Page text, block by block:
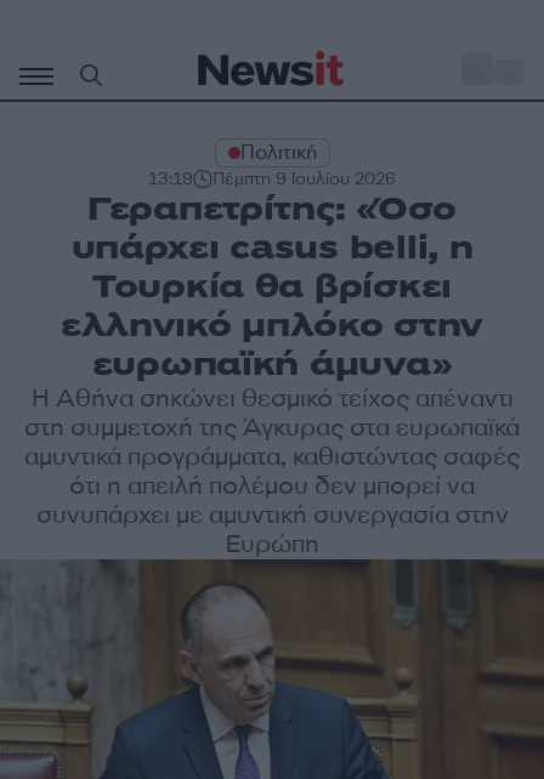
περιεχόμενο
Πολιτική
13:19 Πέμπτη 9 Ιουλίου 2026
Γεραπετρίτης: «Όσο
υπάρχει casus belli, η
Τουρκία θα βρίσκει
ελληνικό μπλόκο στην
ευρωπαϊκή άμυνα»
Η Αθήνα σηκώνει θεσμικό τείχος απέναντι
στη συμμετοχή της Άγκυρας στα ευρωπαϊκά
αμυντικά προγράμματα, καθιστώντας σαφές
ότι η απειλή πολέμου δεν μπορεί να
συνυπάρχει με αμυντική συνεργασία στην
Ευρώπη